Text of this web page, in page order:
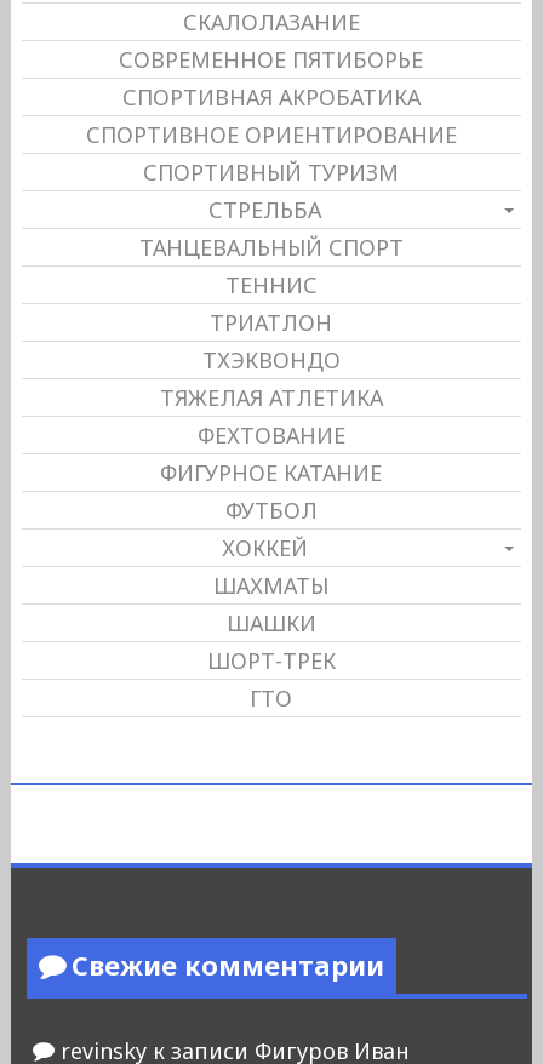
СКАЛОЛАЗАНИЕ
СОВРЕМЕННОЕ ПЯТИБОРЬЕ
СПОРТИВНАЯ АКРОБАТИКА
СПОРТИВНОЕ ОРИЕНТИРОВАНИЕ
СПОРТИВНЫЙ ТУРИЗМ
СТРЕЛЬБА
ТАНЦЕВАЛЬНЫЙ СПОРТ
ТЕННИС
ТРИАТЛОН
ТХЭКВОНДО
ТЯЖЕЛАЯ АТЛЕТИКА
ФЕХТОВАНИЕ
ФИГУРНОЕ КАТАНИЕ
ФУТБОЛ
ХОККЕЙ
ШАХМАТЫ
ШАШКИ
ШОРТ-ТРЕК
ГТО
Свежие комментарии
revinskyк записи Фигуров Иван